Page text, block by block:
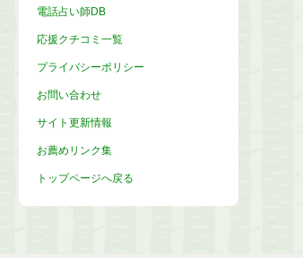
電話占い師DB
応援クチコミ一覧
プライバシーポリシー
お問い合わせ
サイト更新情報
お薦めリンク集
トップページへ戻る